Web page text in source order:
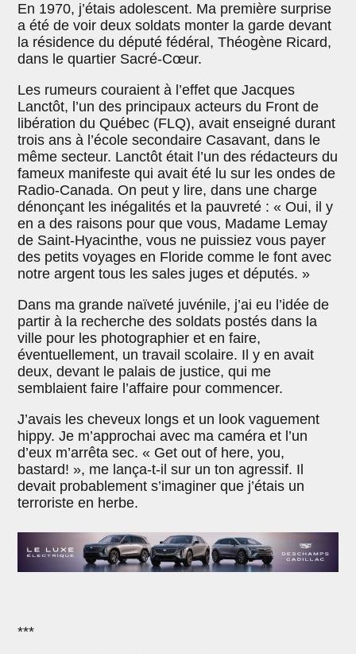
En 1970, j’étais adolescent. Ma première surprise
a été de voir deux soldats monter la garde devant
la résidence du député fédéral, Théogène Ricard,
dans le quartier Sacré-Cœur.
Les rumeurs couraient à l’effet que Jacques
Lanctôt, l’un des principaux acteurs du Front de
libération du Québec (FLQ), avait enseigné durant
trois ans à l’école secondaire Casavant, dans le
même secteur. Lanctôt était l’un des rédacteurs du
fameux manifeste qui avait été lu sur les ondes de
Radio-Canada. On peut y lire, dans une charge
dénonçant les inégalités et la pauvreté : « Oui, il y
en a des raisons pour que vous, Madame Lemay
de Saint-Hyacinthe, vous ne puissiez vous payer
des petits voyages en Floride comme le font avec
notre argent tous les sales juges et députés. »
Dans ma grande naïveté juvénile, j’ai eu l’idée de
partir à la recherche des soldats postés dans la
ville pour les photographier et en faire,
éventuellement, un travail scolaire. Il y en avait
deux, devant le palais de justice, qui me
semblaient faire l’affaire pour commencer.
J’avais les cheveux longs et un look vaguement
hippy. Je m’approchai avec ma caméra et l’un
d’eux m’arrêta sec. « Get out of here, you,
bastard! », me lança-t-il sur un ton agressif. Il
devait probablement s’imaginer que j’étais un
terroriste en herbe.
***